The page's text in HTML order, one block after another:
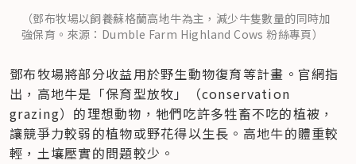
（鄧布牧場以飼養蘇格蘭高地牛為主，減少牛隻數量的同時加
強保育。來源：Dumble Farm Highland Cows 粉絲專頁）
鄧布牧場將部分收益用於野生動物復育等計畫。官網指
出，高地牛是「保育型放牧」（conservation
grazing）的理想動物，牠們吃許多牲畜不吃的植被，
讓競爭力較弱的植物或野花得以生長。高地牛的體重較
輕，土壤壓實的問題較少。